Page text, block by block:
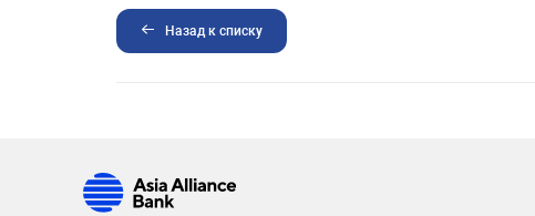
Назад к списку